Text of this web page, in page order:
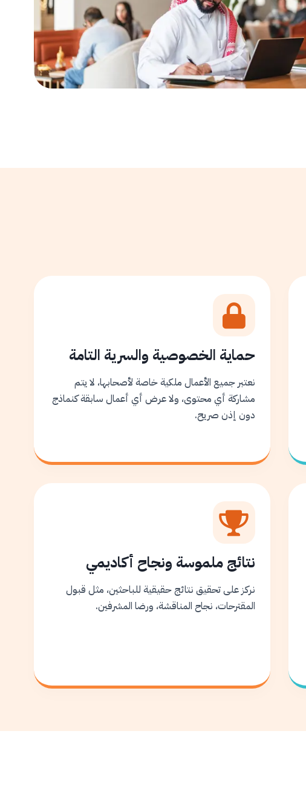
حماية الخصوصية والسرية التامة
نعتبر جميع الأعمال ملكية خاصة لأصحابها، لا يتم
مشاركة أي محتوى، ولا عرض أي أعمال سابقة كنماذج
دون إذن صريح.
نتائج ملموسة ونجاح أكاديمي
نركز على تحقيق نتائج حقيقية للباحثين، مثل قبول
المقترحات، نجاح المناقشة، ورضا المشرفين.